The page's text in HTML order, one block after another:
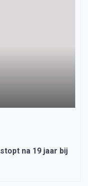
na 19 jaar bij